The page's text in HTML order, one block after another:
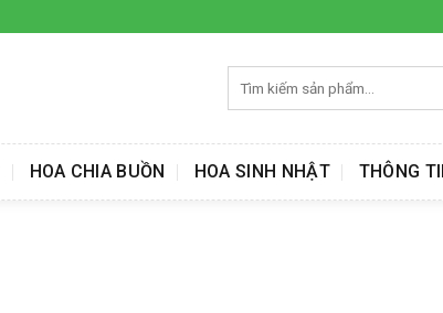
kiếm:
HOA CHIA BUỒN HOA SINH NHẬT THÔNG